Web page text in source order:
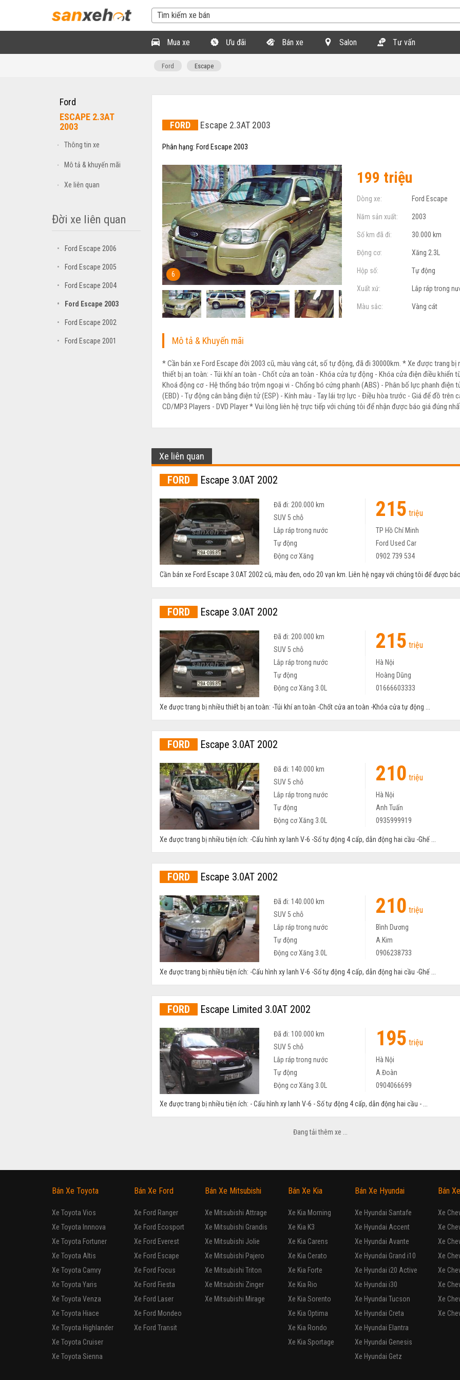
Mua xe Ưu đãi Bán xe Salon Tư vấn
Ford Escape
Ford
ESCAPE 2.3AT
2003
• Thông tin xe
• Mô tả & khuyến mãi
• Xe liên quan
Đời xe liên quan
• Ford Escape 2006
• Ford Escape 2005
• Ford Escape 2004
• Ford Escape 2003
• Ford Escape 2002
• Ford Escape 2001
FORD Escape 2.3AT 2003
Phân hạng: Ford Escape 2003
6
199 triệu
Dòng xe: Ford Escape
Năm sản xuất: 2003
Số km đã đi: 30.000 km
Động cơ: Xăng 2.3L
Hộp số: Tự động
Xuất xứ: Lắp ráp trong
Màu sắc: Vàng cát
Mô tả & Khuyến mãi
* Cần bán xe Ford Escape đời 2003 cũ, màu vàng cát, số tự động, đã đi 30000km. * Xe được trang bị
thiết bị an toàn: - Túi khí an toàn - Chốt cửa an toàn - Khóa cửa tự động - Khóa cửa điện điều khiển
Khoá động cơ - Hệ thống báo trộm ngoại vi - Chống bó cứng phanh (ABS) - Phân bố lực phanh điện
(EBD) - Tự động cân bằng điện tử (ESP) - Kính màu - Tay lái trợ lực - Điều hòa trước - Giá để đồ trên
CD/MP3 Players - DVD Player * Vui lòng liên hệ trực tiếp với chúng tôi để nhận được báo giá đúng
Xe liên quan
FORD Escape 3.0AT 2002
Đã đi: 200.000 km 215 triệu
SUV 5 chỗ
Lắp ráp trong nước
TP Hồ Chí Minh
Tự động
Ford Used Car
Động cơ Xăng
0902 739 534
Cần bán xe Ford Escape 3.0AT 2002 cũ, màu đen, odo 20 vạn km. Liên hệ ngay với chúng tôi để được
FORD Escape 3.0AT 2002
Đã đi: 200.000 km 215 triệu
SUV 5 chỗ
Lắp ráp trong nước
Hà Nội
Tự động
Hoàng Dũng
Động cơ Xăng 3.0L
01666603333
Xe được trang bị nhiều thiết bị an toàn: -Túi khí an toàn -Chốt cửa an toàn -Khóa cửa tự động ...
FORD Escape 3.0AT 2002
Đã đi: 140.000 km 210 triệu
SUV 5 chỗ
Lắp ráp trong nước
Hà Nội
Tự động
Anh Tuấn
Động cơ Xăng 3.0L
0935999919
Xe được trang bị nhiều tiện ích: -Cấu hình xy lanh V-6 -Số tự động 4 cấp, dẫn động hai cầu -Ghế ...
FORD Escape 3.0AT 2002
Đã đi: 140.000 km 210 triệu
SUV 5 chỗ
Lắp ráp trong nước
Bình Dương
Tự động
A.Kim
Động cơ Xăng 3.0L
0906238733
Xe được trang bị nhiều tiện ích: -Cấu hình xy lanh V-6 -Số tự động 4 cấp, dẫn động hai cầu -Ghế ...
FORD Escape Limited 3.0AT 2002
Đã đi: 100.000 km 195 triệu
SUV 5 chỗ
Lắp ráp trong nước
Hà Nội
Tự động
A.Đoàn
Động cơ Xăng 3.0L
0904066699
Xe được trang bị nhiều tiện ích: - Cấu hình xy lanh V-6 - Số tự động 4 cấp, dẫn động hai cầu - ...
235
Lắp ráp trong nước
TP Hồ Chí Minh
Động cơ Xăng 3.0L
0917805878
Xe được trang bị nhiều tiện ích - Cấu hình xy lanh V-6 - Số tự động 4 cấp, dẫn động hai cầu - Hệ ...
FORD Escape V6 3.0AT 2004
Đã đi: 81.000 km 210 triệu
SUV 5 chỗ
01268363678